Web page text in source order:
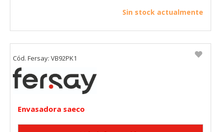
Sin stock actualmente
Envasadora saeco
Cód. Fersay: VB92PK1